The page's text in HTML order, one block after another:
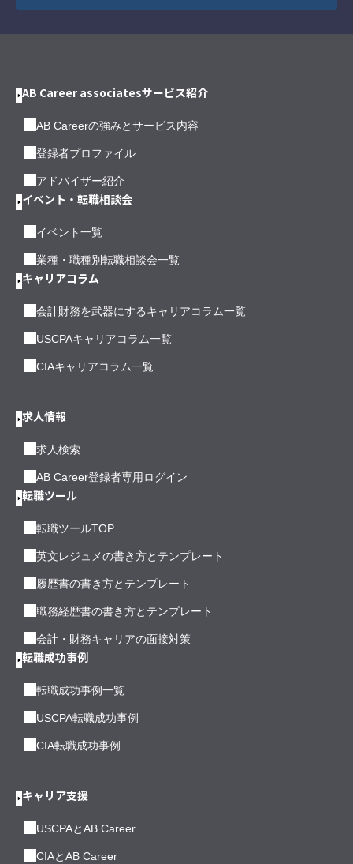
AB Career associatesサービス紹介
AB Careerの強みとサービス内容
登録者プロファイル
アドバイザー紹介
イベント・転職相談会
イベント一覧
業種・職種別転職相談会一覧
キャリアコラム
会計財務を武器にするキャリアコラム一覧
USCPAキャリアコラム一覧
CIAキャリアコラム一覧
求人情報
求人検索
AB Career登録者専用ログイン
転職ツール
転職ツールTOP
英文レジュメの書き方とテンプレート
履歴書の書き方とテンプレート
職務経歴書の書き方とテンプレート
会計・財務キャリアの面接対策
転職成功事例
転職成功事例一覧
USCPA転職成功事例
CIA転職成功事例
キャリア支援
USCPAとAB Career
CIAとAB Career